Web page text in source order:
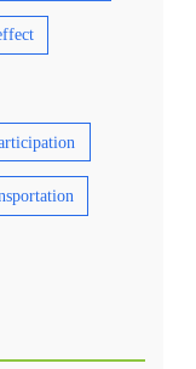
れてい
から、
フラン
にも広
に学ぶ
市内を
ングさ
、官民